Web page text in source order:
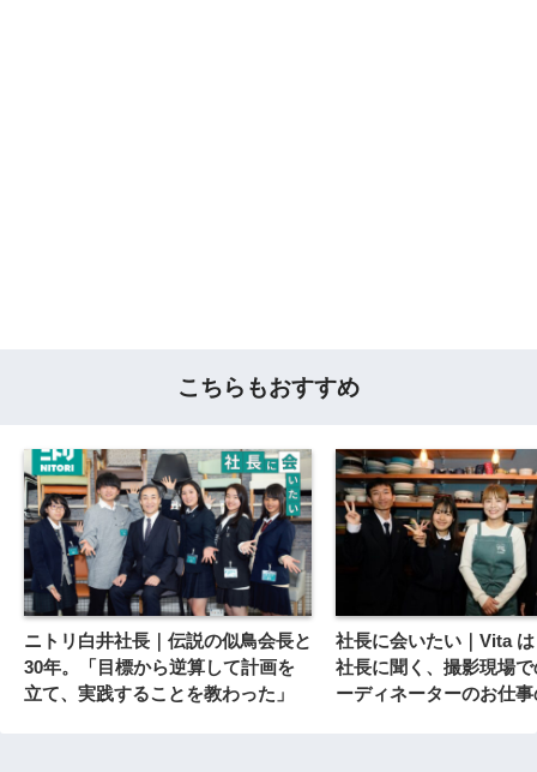
こちらもおすすめ
ニトリ白井社長｜伝説の似鳥会長と
30年。「目標から逆算して計画を
立て、実践することを教わった」
社長に会いたい｜Vita
社長に聞く、撮影現場
ーディネーターのお仕